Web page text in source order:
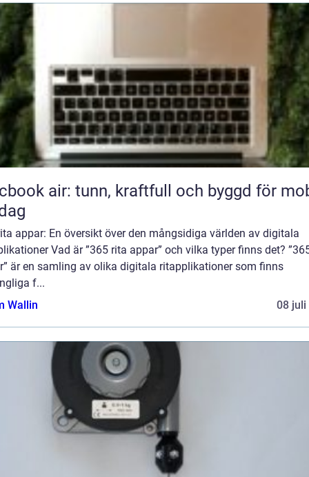
air: tunn, kraftfull och byggd för
appar: En översikt över den mångsidiga världen av digitala
Vad är ”365 rita appar” och vilka typer finns det?
är en samling av olika digitala ritapplikationer som finns
f...
Wallin
08 juli